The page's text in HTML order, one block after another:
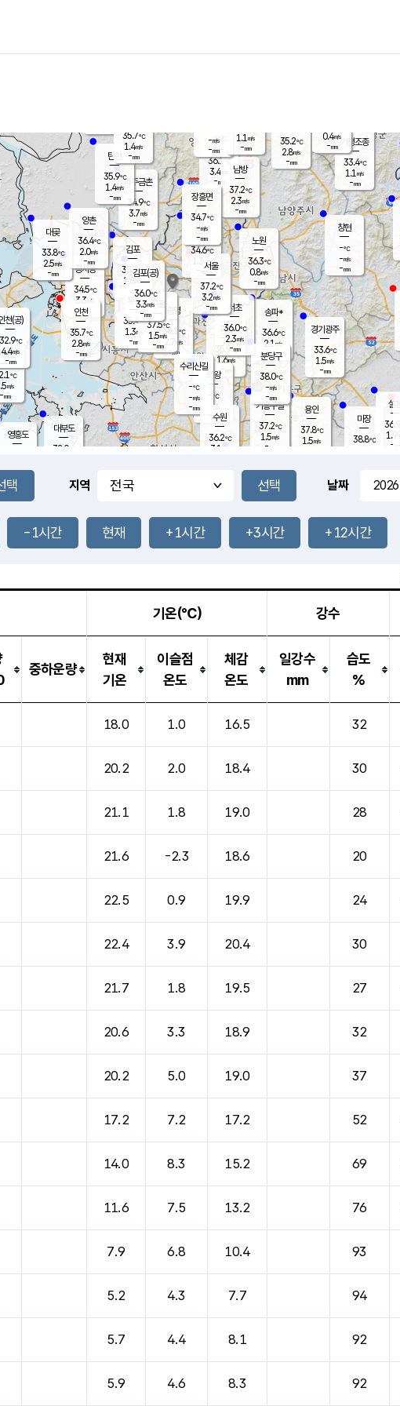
무의도
℃
m/s
-mm
영흥도
양주
36.1℃
3.4
-mm
과천
35.9℃
1.6m/s
- mm
-mm
-mm
용인
37.8℃
1.5m/s
경기광주
33.6℃
1.5m/s
-mm
33.6
℃
대부도
32.0
경서동
34.5℃
3.3 m/s
-mm
파주금촌
34.9℃
3.7m/s
-mm
가평조종
33.4℃
1.1 m/s
-mm
35.2℃
2.8m/s
-mm
대곶
33.8℃
2.5m/s
-mm
창현
-℃
-m/s
-mm
탄현
35.9℃
1.4m/s
-mm
0.4m/s
-mm
37.3℃
1.6m/s
-mm
마장
38.8℃
의왕
- ℃
m/s
mm
김포
35.7℃
1.8 m/s
mm
설봉
36.9
1.9
- mm
광명
36.1
℃
2.7 m/s
-mm
부천
35.4℃
1.3m/s
-mm
-mm
양촌
36.4℃
2.0m/s
-mm
구로
37.5℃
1.5m/s
-mm
은평
34.6℃
1.3 m/s
- mm
노원
36.3℃
0.8m/s
-mm
송파*
36.6℃
2.1 m/s
-mm
서초
36.0℃
2.3m/s
-mm
남방
37.2℃
2.3m/s
-mm
기흥구갈
37.2℃
1.5m/s
-
수리산길
-℃
-m/s
-mm
분당구
38.0℃
-m/s
-mm
장흥면
34.7℃
-m/s
-mm
-m/s
-mm
천(공)
32.9℃
4.4m/s
-mm
김포(공)
36.0℃
3.3m/s
-mm
수원
36.2℃
3.1 m/s
인천
35.7℃
2.8m/s
-mm
서울
37.2℃
3.2m/s
-mm
35.7℃
1.4m/s
-mm
1.1 m/s
-mm
지역 날짜
-1시간 현재 +1시간 +3시간 +12시간
기온(℃) 강수
중하운량
현재
기온
이슬점
온도
체감
온도
일강수
mm
습도
%
18.0 1.0 16.5 32
20.2 2.0 18.4 30
21.1 1.8 19.0 28
21.6 -2.3 18.6 20
22.5 0.9 19.9 24
22.4 3.9 20.4 30
21.7 1.8 19.5 27
20.6 3.3 18.9 32
20.2 5.0 19.0 37
17.2 7.2 17.2 52
14.0 8.3 15.2 69
11.6 7.5 13.2 76
7.9 6.8 10.4 93
5.2 4.3 7.7 94
5.7 4.4 8.1 92
5.9 4.6 8.3 92